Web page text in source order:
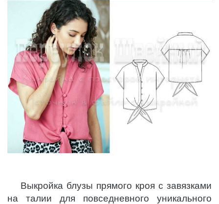
Выкройка блузы прямого кроя с завязками
на талии для повседневного уникального